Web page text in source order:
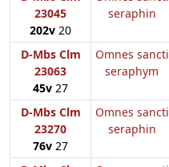
23045
202v 20
seraphin
D-Mbs Clm
23063
45v 27
Omnes sancti
seraphym
D-Mbs Clm
23270
76v 27
Omnes sancti
seraphin